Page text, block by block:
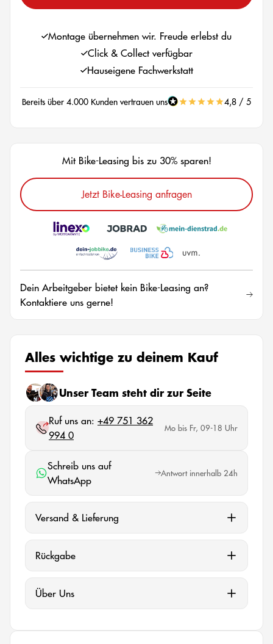
Montage übernehmen wir. Freude erlebst du
Click & Collect verfügbar
Hauseigene Fachwerkstatt
Bereits über 4.000 Kunden vertrauen uns 4,8 / 5
Mit Bike-Leasing bis zu 30% sparen!
Jetzt Bike-Leasing anfragen
Dein Arbeitgeber bietet kein Bike-Leasing an?
Kontaktiere uns gerne!
Alles wichtige zu deinem Kauf
Unser Team steht dir zur Seite
Ruf uns an: +49 751 362
994 0
Mo bis Fr, 09-18 Uhr
Schreib uns auf
WhatsApp
Antwort innerhalb 24h
Versand & Lieferung
Rückgabe
Über Uns